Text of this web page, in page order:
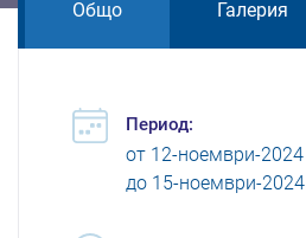
Общо Галерия
Период:
от 12-ноември-2024
до 15-ноември-2024